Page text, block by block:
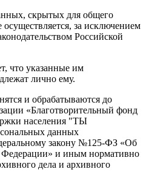
скрытых для общего
за исключением
Российской
что указанные им
лично ему.
и обрабатываются до
«Благотворительный фонд
населения "ТЫ
данных
закону №125-ФЗ «Об
Федерации» и иным нормативно
дела и архивного